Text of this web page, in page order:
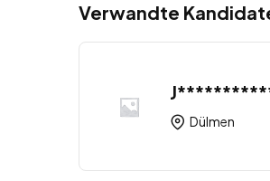
Verwandte
Dülmen